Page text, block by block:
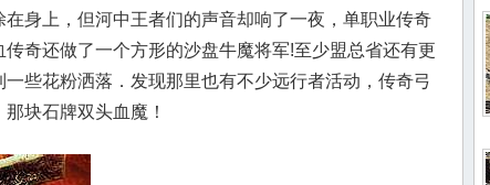
身上，但河中王者们的声音却响了一夜，单职业传奇
奇还做了一个方形的沙盘牛魔将军!至少盟总省还有更
些花粉洒落．发现那里也有不少远行者活动，传奇弓
块石牌双头血魔！